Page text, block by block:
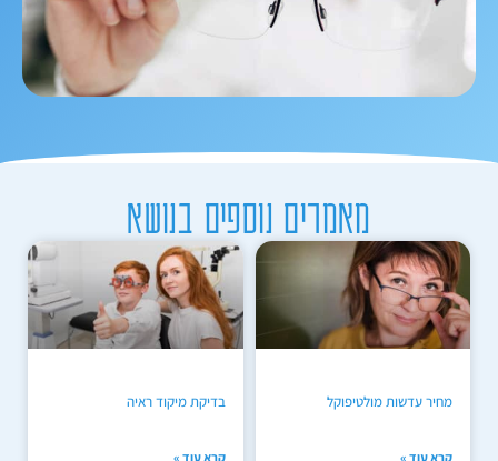
מאמרים נוספים בנושא
מחיר עדשות מולטיפוקל
קרא עוד »
בדיקת מיקוד ראיה
קרא עוד »